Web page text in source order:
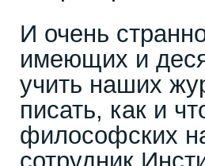
И очень
имеющих и
учить наших
писать, как и
философских